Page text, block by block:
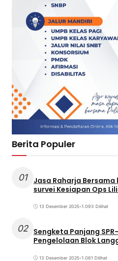
Berita Populer
01
Jasa Raharja
survei Kesiapan Ops
13 Desember 2025•1.093 Dilihat
02 Sengketa Panjang
Pengelolaan Blok
13 Desember 2025•1.081 Dilihat